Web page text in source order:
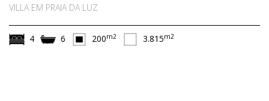
VILLA EM PRAIA DA LUZ
4 6 200m2 3.815m2